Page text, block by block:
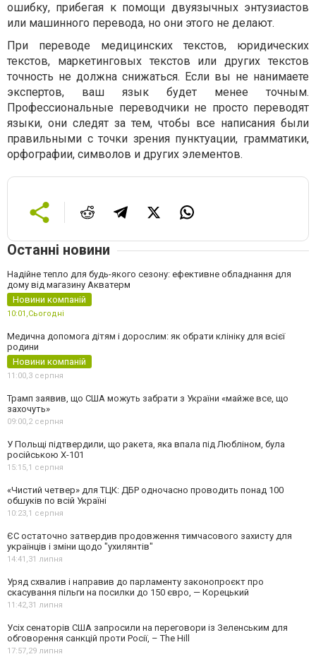
ошибку, прибегая к помощи двуязычных энтузиастов
или машинного перевода, но они этого не делают.
При переводе медицинских текстов, юридических
текстов, маркетинговых текстов или других текстов
точность не должна снижаться. Если вы не нанимаете
экспертов, ваш язык будет менее точным.
Профессиональные переводчики не просто переводят
языки, они следят за тем, чтобы все написания были
правильными с точки зрения пунктуации, грамматики,
орфографии, символов и других элементов.
Останні новини
Надійне тепло для будь-якого сезону: ефективне обладнання для
дому від магазину Акватерм
Новини компаній
10:01,Сьогодні
Медична допомога дітям і дорослим: як обрати клініку для всієї
родини
Новини компаній
11:00,3 серпня
Трамп заявив, що США можуть забрати з України «майже все, що
захочуть»
09:00,2 серпня
У Польщі підтвердили, що ракета, яка впала під Любліном, була
російською Х-101
15:15,1 серпня
«Чистий четвер» для ТЦК: ДБР одночасно проводить понад 100
обшуків по всій Україні
10:23,1 серпня
ЄС остаточно затвердив продовження тимчасового захисту для
українців і зміни щодо "ухилянтів"
14:41,31 липня
Уряд схвалив і направив до парламенту законопроєкт про
скасування пільги на посилки до 150 євро, — Корецький
11:42,31 липня
Усіх сенаторів США запросили на переговори із Зеленським для
обговорення санкцій проти Росії, – The Hill
17:57,29 липня